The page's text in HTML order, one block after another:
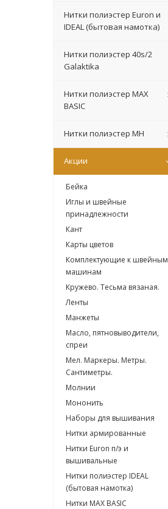
Нитки полиэстер Euron и
IDEAL (бытовая намотка)
Нитки полиэстер 40s/2
Galaktika
Нитки полиэстер MAX
BASIC
Нитки полиэстер MH
Акции
Бейка
Иглы и швейные
принадлежности
Кант
Карты цветов
Комплектующие к швейным
машинам
Кружево. Тесьма вязаная.
Ленты
Манжеты
Масло, пятновыводители,
спреи
Мел. Маркеры. Метры.
Сантиметры.
Молнии
Мононить
Наборы для вышивания
Нитки армированные
Нитки Euron п/э и
вышивальные
Нитки полиэстер IDEAL
(бытовая намотка)
Нитки МАХ BASIC